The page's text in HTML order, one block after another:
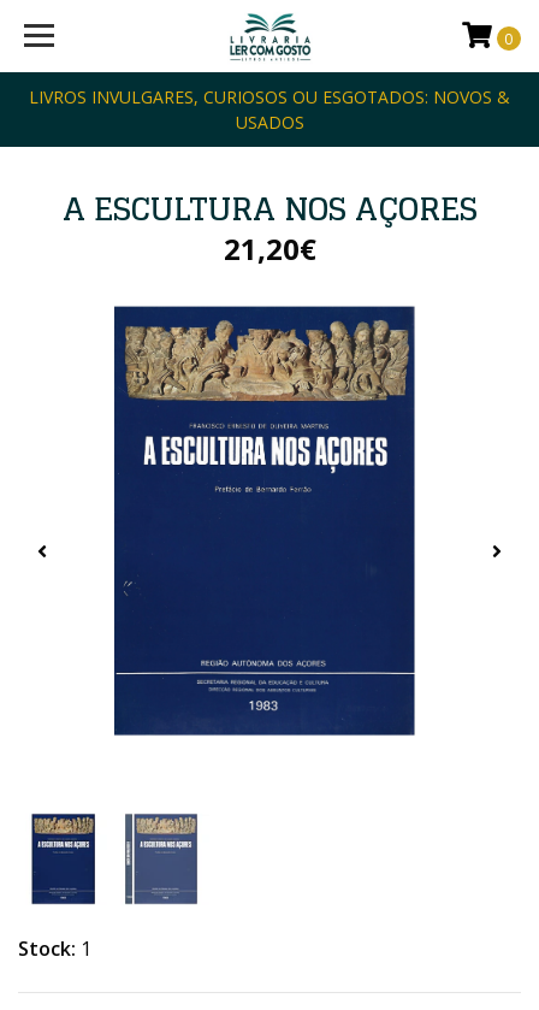
LIVROS INVULGARES, CURIOSOS OU ESGOTADOS: NOVOS &
USADOS
0
A ESCULTURA NOS AÇORES
21,20€
Stock: 1